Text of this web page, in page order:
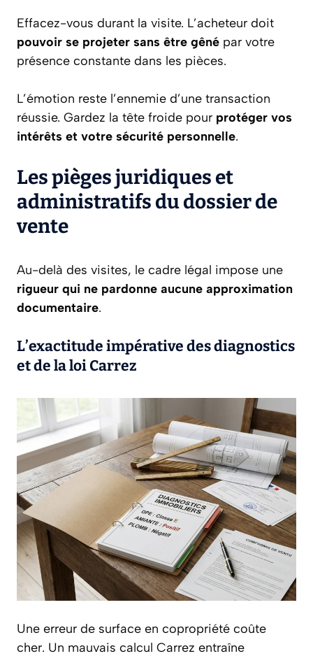
Effacez-vous durant la visite. L’acheteur doit
pouvoir se projeter sans être gêné par votre
présence constante dans les pièces.
L’émotion reste l’ennemie d’une transaction
réussie. Gardez la tête froide pour protéger vos
intérêts et votre sécurité personnelle.
Les pièges juridiques et
administratifs du dossier de
vente
Au-delà des visites, le cadre légal impose une
rigueur qui ne pardonne aucune approximation
documentaire.
L’exactitude impérative des diagnostics
et de la loi Carrez
Une erreur de surface en copropriété coûte
cher. Un mauvais calcul Carrez entraîne